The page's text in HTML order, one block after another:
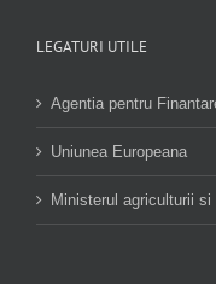
LEGATURI UTILE
Agentia pentru
Uniunea Europeana
Ministerul agriculturii